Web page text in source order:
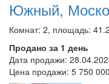
Южный,
Комнат: 2, площадь:
Продано за 1 день
Дата продажи:
Цена продажи: 5 750